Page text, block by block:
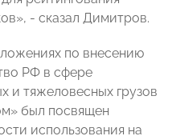
- сказал Димитров.
по внесению
РФ в сфере
и тяжеловесных грузов
был посвящен
использования на